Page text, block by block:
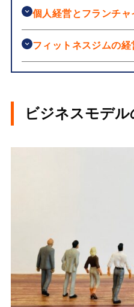
個人経営とフランチ
フィットネスジムの
ビジネスモデ